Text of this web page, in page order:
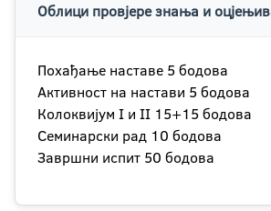
Облици провјере знања и
Похађање наставе 5 бодова
Активност на настави 5 бодова
Колоквијум I и II 15+15 бодова
Семинарски рад 10 бодова
Завршни испит 50 бодова